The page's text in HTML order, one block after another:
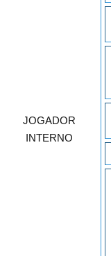
JOGADOR
INTERNO